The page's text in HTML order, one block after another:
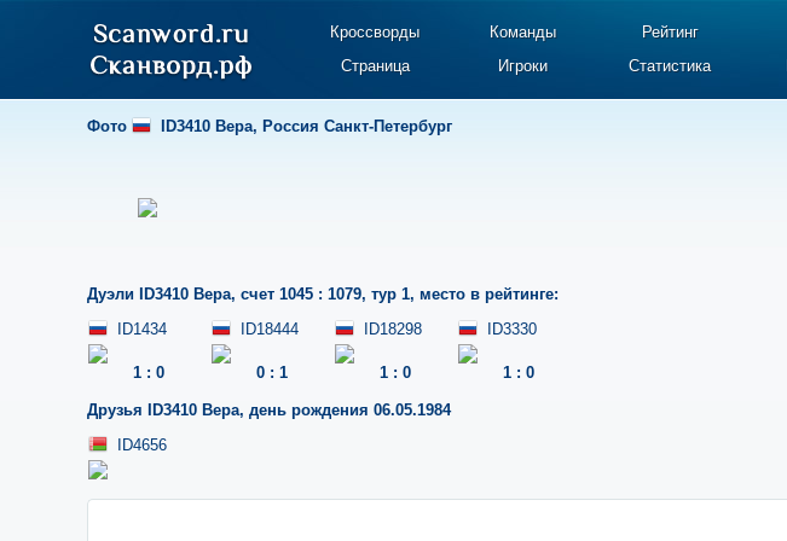
Кроссворды Команды Рейтинг
Страница
Игроки Статистика
Фото ID3410 Вера, Россия Санкт-Петербург
Дуэли ID3410 Вера, счет 1045 : 1079, тур 1, место в рейтинге:
ID1434
1 : 0
ID18444
0 : 1
ID18298
1 : 0
ID3330
1 : 0
Друзья ID3410 Вера, день рождения 06.05.1984
ID4656